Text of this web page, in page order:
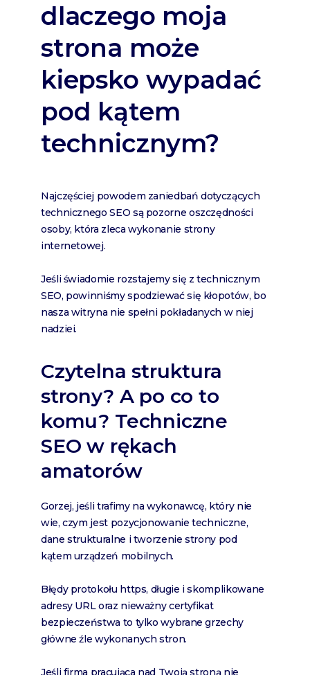
dlaczego moja
strona może
kiepsko wypadać
pod kątem
technicznym?
Najczęściej powodem zaniedbań dotyczących
technicznego SEO są pozorne oszczędności
osoby, która zleca wykonanie strony
internetowej.
Jeśli świadomie rozstajemy się z technicznym
SEO, powinniśmy spodziewać się kłopotów, bo
nasza witryna nie spełni pokładanych w niej
nadziei.
Czytelna struktura
strony? A po co to
komu? Techniczne
SEO w rękach
amatorów
Gorzej, jeśli trafimy na wykonawcę, który nie
wie, czym jest pozycjonowanie techniczne,
dane strukturalne i tworzenie strony pod
kątem urządzeń mobilnych.
Błędy protokołu https, długie i skomplikowane
adresy URL oraz nieważny certyfikat
bezpieczeństwa to tylko wybrane grzechy
główne źle wykonanych stron.
Jeśli firma pracująca nad Twoją stroną nie